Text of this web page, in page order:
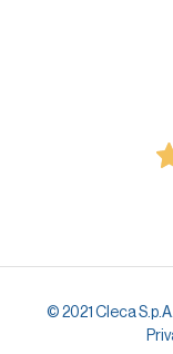
© 2021 Cleca S.p.A.